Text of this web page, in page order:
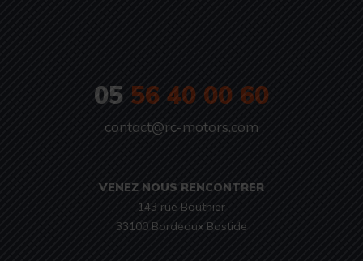
05 56 40 00 60
contact@rc-motors.com
VENEZ NOUS RENCONTRER
143 rue Bouthier
33100 Bordeaux Bastide